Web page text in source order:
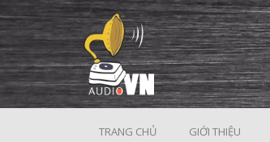
TRANG CHỦ GIỚI THIỆU